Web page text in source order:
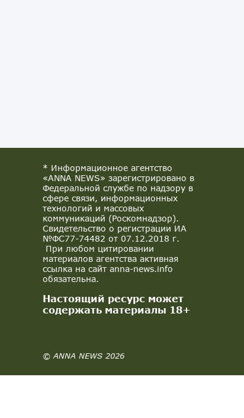
* Информационное агентство
«ANNA NEWS» зарегистрировано в
Федеральной службе по надзору в
сфере связи, информационных
технологий и массовых
коммуникаций (Роскомнадзор).
Свидетельство о регистрации ИА
№ФС77-74482 от 07.12.2018 г.
При любом цитировании
материалов агентства активная
ссылка на сайт anna-news.info
обязательна.
Настоящий ресурс может
содержать материалы 18+
© ANNA NEWS 2026